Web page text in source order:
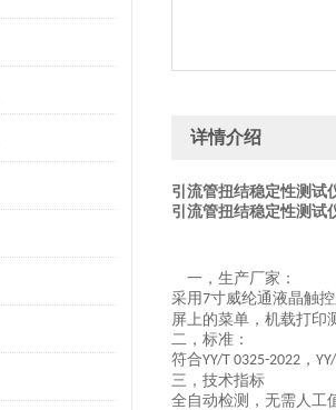
详情介绍
引流管扭结稳定性测试
引流管扭结稳定性测试
一， 生产厂家：
采用7寸威纶通液晶触
屏上的菜单，机载打印
二， 标准：
符合YY/T 0325-2022 ，
三， 技术指标
全自动检测，无需人工